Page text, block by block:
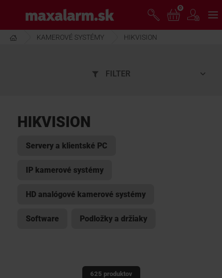
hlavnému
obsahu
www.maxalarm.sk
SPOLOČNOSŤ
0
KAMEROVÉ SYSTÉMY HIKVISION
FILTER
HIKVISION
Servery a klientské PC
IP kamerové systémy
HD analógové kamerové systémy
Software Podložky a držiaky
625 produktov